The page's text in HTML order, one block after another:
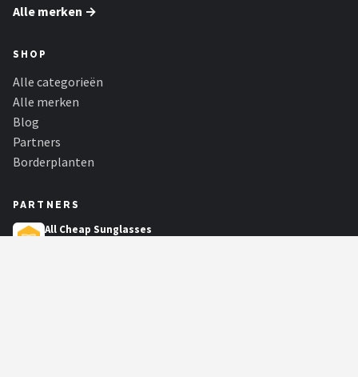
Alle merken →
SHOP
Alle categorieën
Alle merken
Blog
Partners
Borderplanten
PARTNERS
All Cheap Sunglasses